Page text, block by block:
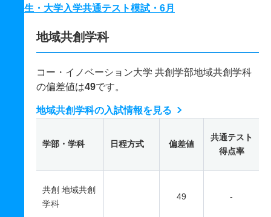
生・大学入学共通テスト模試・6月
地域共創学科
コー・イノベーション大学 共創学部地域共創学科
の偏差値は49です。
地域共創学科の入試情報を見る
学部・学科 日程方式 偏差値
共通テスト
得点率
共創 地域共創
学科
49 -